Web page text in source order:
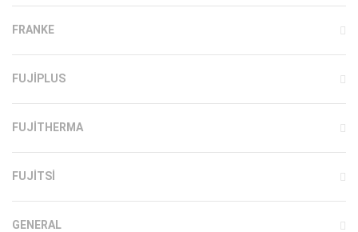
FRANKE
FUJIPLUS
FUJITHERMA
FUJITSI
GENERAL